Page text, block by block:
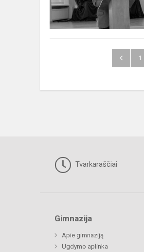
1
Tvarkaraščiai
Gimnazija
Apie gimnaziją
Ugdymo aplinka